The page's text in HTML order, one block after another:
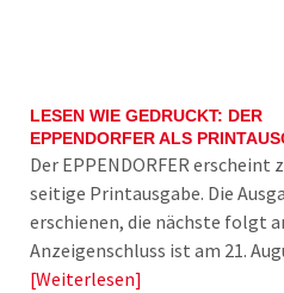
LESEN WIE GEDRUCKT: DER
EPPENDORFER ALS
Der EPPENDORFER
seitige Printausgabe. Die
erschienen, die nächste folgt
Anzeigenschluss ist am 21.
Weiterlesen